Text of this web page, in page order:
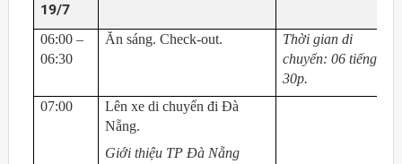
19/7
06:00 –
06:30
Ăn sáng. Check-out.
Thời gian di
chuyển: 06 tiếng
30p.
07:00
Lên xe di chuyển đi Đà
Nẵng.
Giới thiệu TP Đà Nẵng